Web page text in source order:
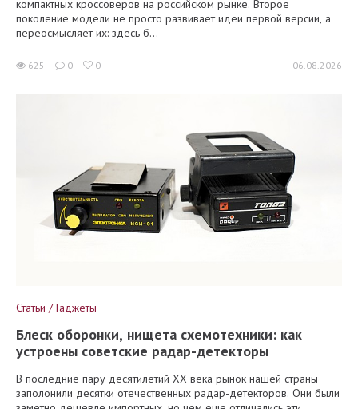
компактных кроссоверов на российском рынке. Второе
поколение модели не просто развивает идеи первой версии, а
переосмысляет их: здесь б...
625 0 0 06.08.2026
Статьи / Гаджеты
Блеск оборонки, нищета схемотехники: как
устроены советские радар-детекторы
В последние пару десятилетий XX века рынок нашей страны
заполонили десятки отечественных радар-детекторов. Они были